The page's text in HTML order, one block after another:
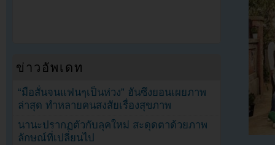
ข่าวอัพเดท
“มือสั่นจนแฟนๆเป็นห่วง” ฮันซึงยอนเผยภาพ
ล่าสุด ทำหลายคนสงสัยเรื่องสุขภาพ
นานะปรากฏตัวกับลุคใหม่ สะดุดตาด้วยภาพ
ลักษณ์ที่เปลี่ยนไป